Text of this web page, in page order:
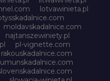
lotvawinieta.pl
moldavskadalnice.com
najtanszewiniety.pl
pl-vignette.com
rakouskadalnice.com